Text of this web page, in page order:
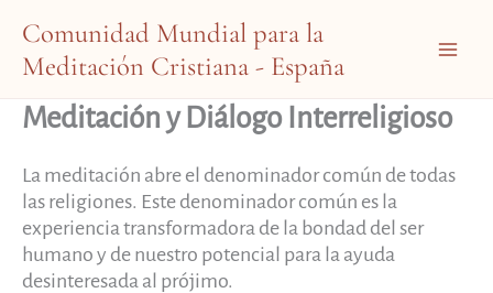
contenido
Comunidad Mundial para la
Meditación Cristiana - España
Menu
Meditación y Diálogo Interreligioso
La meditación abre el denominador común de todas
las religiones. Este denominador común es la
experiencia transformadora de la bondad del ser
humano y de nuestro potencial para la ayuda
desinteresada al prójimo.